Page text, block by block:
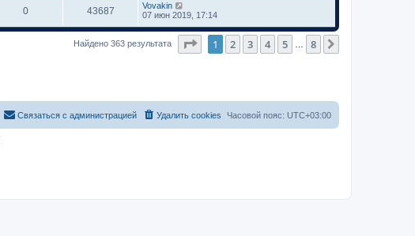
0 43687
Vovakin
07 июн 2019, 17:14
Найдено 363 результата Страница1 из
1 2 3 4 5 8
Часовой пояс: UTC+03:00
Удалить cookies
Связаться с администрацией